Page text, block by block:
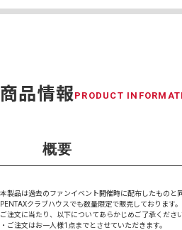
商品情報PRODUCT
概要
本製品は過去のファンイベント開催時に配布したものと
PENTAXクラブハウスでも数量限定で販売しております
ご注文に当たり、以下についてあらかじめご了承ください
・ご注文はお一人様1点までとさせていただきます。